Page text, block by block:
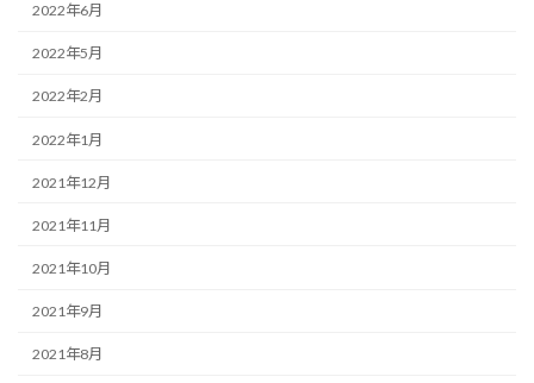
2022年6月
2022年5月
2022年2月
2022年1月
2021年12月
2021年11月
2021年10月
2021年9月
2021年8月